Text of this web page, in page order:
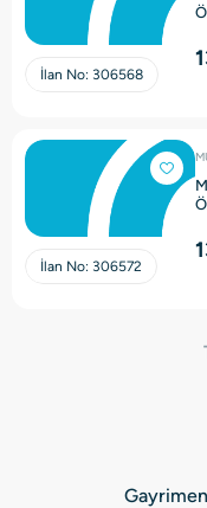
İlan No: 306568
İlan No: 306572